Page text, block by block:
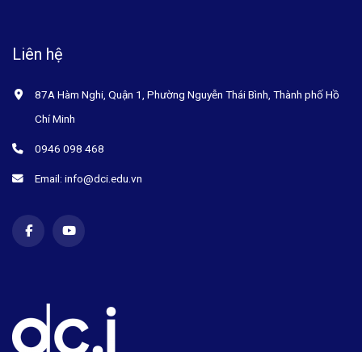
Liên hệ
87A Hàm Nghi, Quận 1, Phường Nguyễn Thái Bình, Thành phố Hồ
Chí Minh
0946 098 468
Email: info@dci.edu.vn